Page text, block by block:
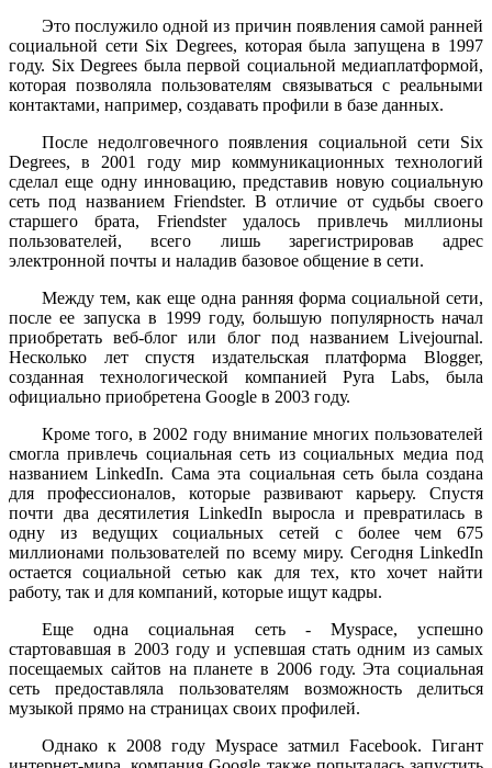
Это послужило одной из причин появления самой ранней
социальной сети Six Degrees, которая была запущена в 1997
году. Six Degrees была первой социальной медиаплатформой,
которая позволяла пользователям связываться с реальными
контактами, например, создавать профили в базе данных.
После недолговечного появления социальной сети Six
Degrees, в 2001 году мир коммуникационных технологий
сделал еще одну инновацию, представив новую социальную
сеть под названием Friendster. В отличие от судьбы своего
старшего брата, Friendster удалось привлечь миллионы
пользователей, всего лишь зарегистрировав адрес
электронной почты и наладив базовое общение в сети.
Между тем, как еще одна ранняя форма социальной сети,
после ее запуска в 1999 году, большую популярность начал
приобретать веб-блог или блог под названием Livejournal.
Несколько лет спустя издательская платформа Blogger,
созданная технологической компанией Pyra Labs, была
официально приобретена Google в 2003 году.
Кроме того, в 2002 году внимание многих пользователей
смогла привлечь социальная сеть из социальных медиа под
названием LinkedIn. Сама эта социальная сеть была создана
для профессионалов, которые развивают карьеру. Спустя
почти два десятилетия LinkedIn выросла и превратилась в
одну из ведущих социальных сетей с более чем 675
миллионами пользователей по всему миру. Сегодня LinkedIn
остается социальной сетью как для тех, кто хочет найти
работу, так и для компаний, которые ищут кадры.
Еще одна социальная сеть - Myspace, успешно
стартовавшая в 2003 году и успевшая стать одним из самых
посещаемых сайтов на планете в 2006 году. Эта социальная
сеть предоставляла пользователям возможность делиться
музыкой прямо на страницах своих профилей.
Однако к 2008 году Myspace затмил Facebook. Гигант